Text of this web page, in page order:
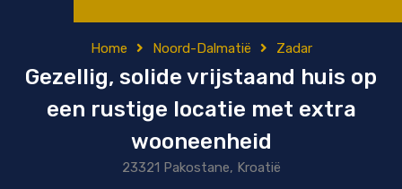
Home Noord-Dalmatië Zadar
Gezellig, solide vrijstaand huis op
een rustige locatie met extra
wooneenheid
23321 Pakostane, Kroatië